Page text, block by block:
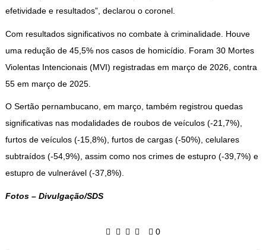
efetividade e resultados”, declarou o coronel.
Com resultados significativos no combate à criminalidade. Houve
uma redução de 45,5% nos casos de homicídio. Foram 30 Mortes
Violentas Intencionais (MVI) registradas em março de 2026, contra
55 em março de 2025.
O Sertão pernambucano, em março, também registrou quedas
significativas nas modalidades de roubos de veículos (-21,7%),
furtos de veículos (-15,8%), furtos de cargas (-50%), celulares
subtraídos (-54,9%), assim como nos crimes de estupro (-39,7%) e
estupro de vulnerável (-37,8%).
Fotos – Divulgação/SDS
0